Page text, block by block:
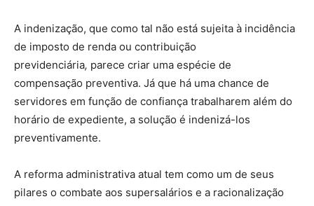
A indenização, que como tal não está sujeita à incidência
de imposto de renda ou contribuição
previdenciária, parece criar uma espécie de
compensação preventiva. Já que há uma chance de
servidores em função de confiança trabalharem além do
horário de expediente, a solução é indenizá-los
preventivamente.
A reforma administrativa atual tem como um de seus
pilares o combate aos supersalários e a racionalização